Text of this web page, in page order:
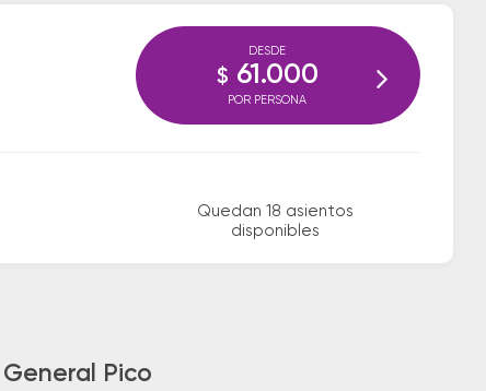
Quedan 18 asientos
disponibles
DESDE
$ 61.000
POR PERSONA
Pico